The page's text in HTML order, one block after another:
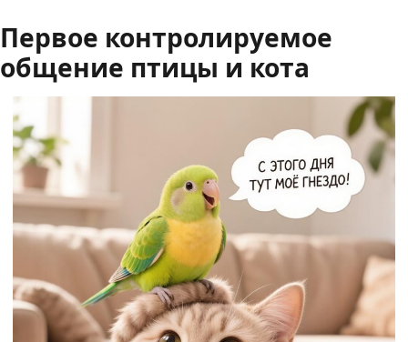
Первое контролируемое
общение птицы и кота